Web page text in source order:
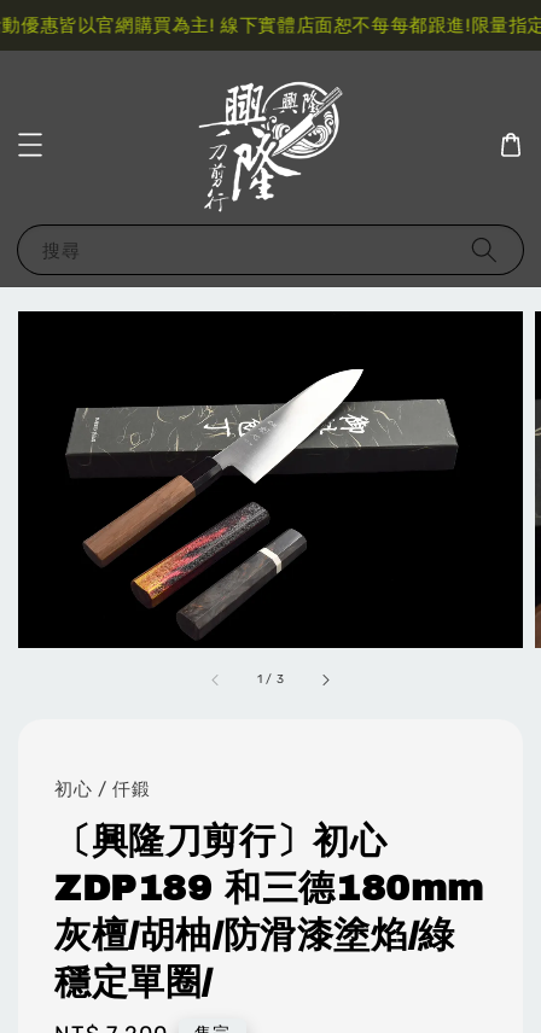
惠皆以官網購買為主! 線下實體店面恕不每每都跟進!限量指定
搜尋
1 / 3
初心 / 仟鍛
〔興隆刀剪行〕初心
ZDP189 和三德180mm
灰檀/胡柚/防滑漆塗焰/綠
穩定單圈/